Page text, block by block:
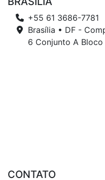
+55 61 3686-7781
Brasília • DF -
6 Conjunto A
CONTATO